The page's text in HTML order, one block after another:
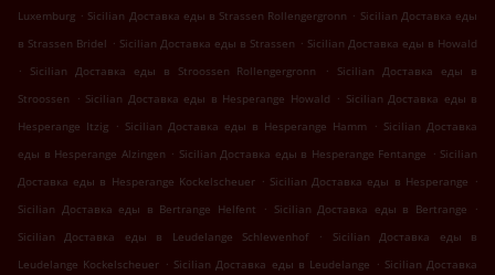
Luxemburg . Sicilian Доставка еды в Strassen Rollengergronn . Sicilian Доставка еды
в Strassen Bridel . Sicilian Доставка еды в Strassen . Sicilian Доставка еды в Howald
.
Sicilian Доставка еды в Stroossen Rollengergronn .
Sicilian Доставка еды в
Stroossen
. Sicilian Доставка еды в Hesperange Howald . Sicilian Доставка еды в
Hesperange Itzig . Sicilian Доставка еды в Hesperange Hamm . Sicilian Доставка
еды в Hesperange Alzingen . Sicilian Доставка еды в Hesperange Fentange . Sicilian
Доставка еды в Hesperange Kockelscheuer . Sicilian Доставка еды в Hesperange .
Sicilian Доставка еды в Bertrange Helfent
. Sicilian Доставка еды в Bertrange
.
Sicilian Доставка еды в Leudelange Schlewenhof
.
Sicilian Доставка еды в
Leudelange Kockelscheuer . Sicilian Доставка еды в Leudelange . Sicilian Доставка